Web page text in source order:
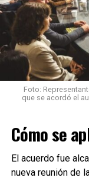
exigirá a los
declaración
o no servicios
control aplicado
Fuente: Sin
Foto:
que se acordó el
Cómo se
El acuerdo fue
nueva reunión de